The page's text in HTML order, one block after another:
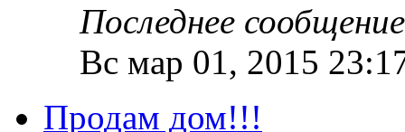
Последнее
Вс мар 01, 2015
Продам дом!!!